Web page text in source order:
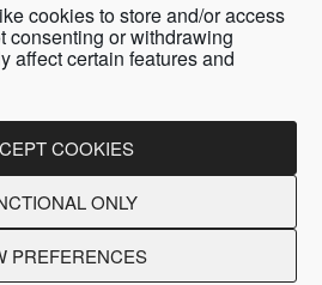
cookies to store and/or access
consenting or withdrawing
affect certain features and
COOKIES
ONLY
PREFERENCES
Pharmacy
by:Blue Cloud Net